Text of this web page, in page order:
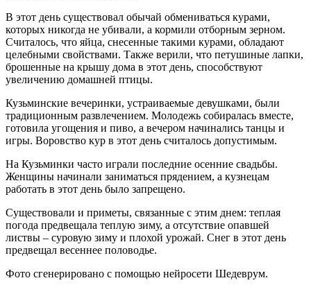
В этот день существовал обычай обмениваться курами,
которых никогда не убивали, а кормили отборным зерном.
Считалось, что яйца, снесенные такими курами, обладают
целебными свойствами. Также верили, что петушиные лапки,
брошенные на крышу дома в этот день, способствуют
увеличению домашней птицы.
Кузьминские вечеринки, устраиваемые девушками, были
традиционным развлечением. Молодежь собиралась вместе,
готовила угощения и пиво, а вечером начинались танцы и
игры. Воровство кур в этот день считалось допустимым.
На Кузьминки часто играли последние осенние свадьбы.
Женщины начинали заниматься прядением, а кузнецам
работать в этот день было запрещено.
Существовали и приметы, связанные с этим днем: теплая
погода предвещала теплую зиму, а отсутствие опавшей
листвы – суровую зиму и плохой урожай. Снег в этот день
предвещал весеннее половодье.
Фото сгенерировано с помощью нейросети Шедеврум.